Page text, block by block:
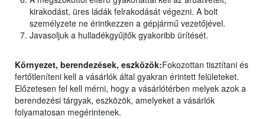
kirakodást, üres ládák felrakodását végezni. A bolt
személyzete ne érintkezzen a gépjármű vezetőjével.
Javasoljuk a hulladékgyűjtők gyakoribb ürítését.
Környezet, berendezések, eszközök:Fokozottan tisztítani és
fertőtleníteni kell a vásárlók által gyakran érintett felületeket.
Előzetesen fel kell mérni, hogy a vásárlótérben melyek azok a
berendezési tárgyak, eszközök, amelyeket a vásárlók
folyamatosan megérintenek.